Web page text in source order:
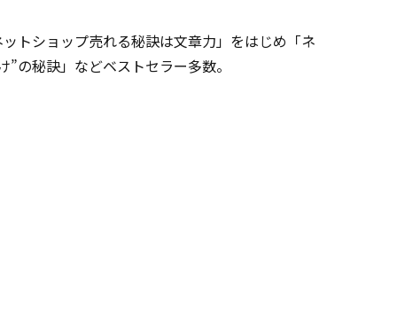
トショップ売れる秘訣は文章力」をはじめ「ネ
の秘訣」などベストセラー多数。